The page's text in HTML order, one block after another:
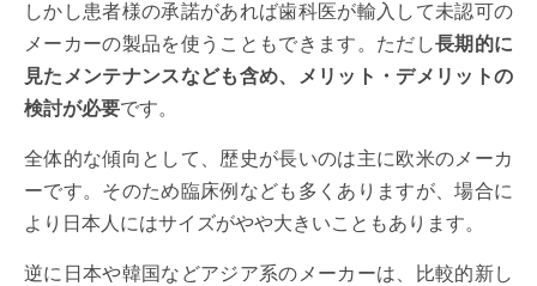
しかし患者様の承諾があれば歯科医が輸入して未認可の
メーカーの製品を使うこともできます。ただし長期的に
見たメンテナンスなども含め、メリット・デメリットの
検討が必要です。
全体的な傾向として、歴史が長いのは主に欧米のメーカ
ーです。そのため臨床例なども多くありますが、場合に
より日本人にはサイズがやや大きいこともあります。
逆に日本や韓国などアジア系のメーカーは、比較的新し